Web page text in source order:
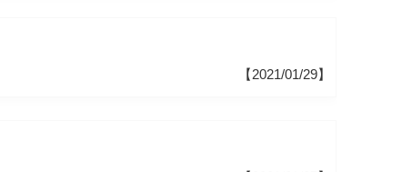
【2021/01/29】